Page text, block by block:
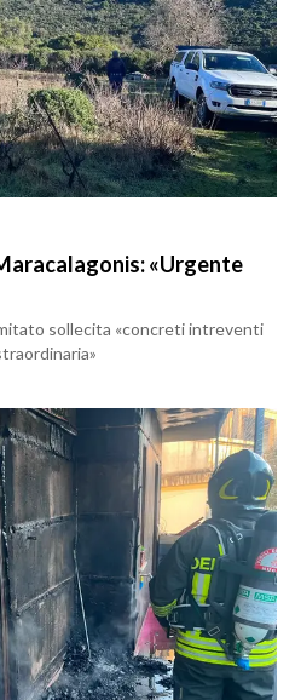
«Urgente
sollecita «concreti intreventi